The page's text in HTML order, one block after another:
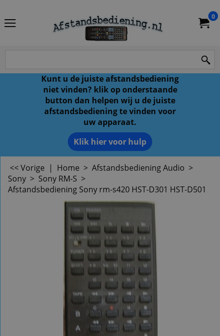
0
Kunt u de juiste afstandsbediening
niet vinden? klik op onderstaande
button dan helpen wij u de juiste
afstandsbediening te vinden voor
uw apparaat.
Klik hier voor hulp
<< Vorige | Home > Afstandsbediening Audio >
Sony > Sony RM-S >
Afstandsbediening Sony rm-s420 HST-D301 HST-D501